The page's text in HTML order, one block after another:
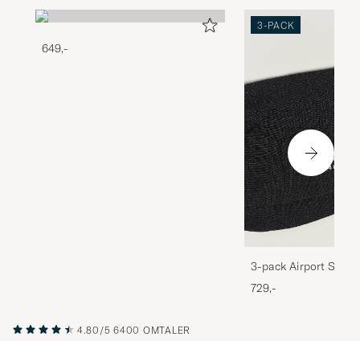
649,-
3-PACK
3-pack Airport
Melange
729,-
4.80/5 6400 OMTALER